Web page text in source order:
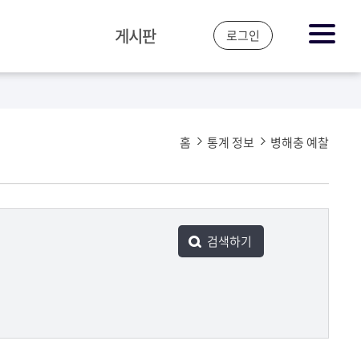
게시판 로그인
홈 통계 정보 병해충 예찰